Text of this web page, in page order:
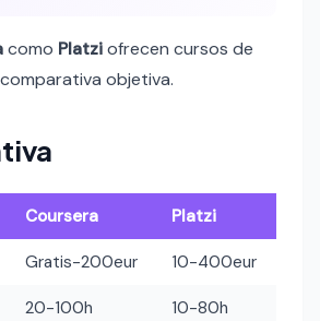
como Platziofrecen cursos de
objetiva.
Coursera Platzi
Gratis-200eur 10-400eur
20-100h 10-80h